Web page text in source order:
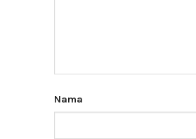
Nama